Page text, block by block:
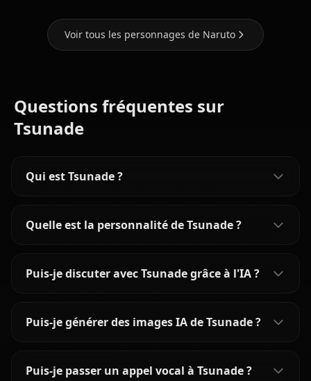
Voir tous les personnages de Naruto
Questions fréquentes sur
Tsunade
Qui est Tsunade ?
Quelle est la personnalité de Tsunade ?
Puis-je discuter avec Tsunade grâce à l'IA ?
Puis-je générer des images IA de Tsunade ?
Puis-je passer un appel vocal à Tsunade ?